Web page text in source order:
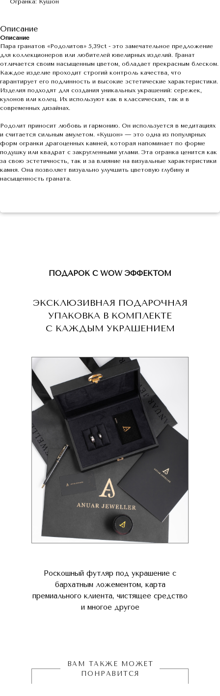
Огранка: Кушон
Описание
Описание
Пара гранатов «Родолитов» 5,39ct - это замечательное предложение
для коллекционеров или любителей ювелирных изделий. Гранат
отличается своим насыщенным цветом, обладает прекрасным блеском.
Каждое изделие проходит строгий контроль качества, что
гарантирует его подлинность и высокие эстетические характеристики.
Изделия подходят для создания уникальных украшений: сережек,
кулонов или колец. Их используют как в классических, так и в
современных дизайнах.
Родолит приносит любовь и гармонию. Он используется в медитациях
и считается сильным амулетом. «Кушон» — это одна из популярных
форм огранки драгоценных камней, которая напоминает по форме
подушку или квадрат с закругленными углами. Эта огранка ценится как
за свою эстетичность, так и за влияние на визуальные характеристики
камня. Она позволяет визуально улучшить цветовую глубину и
насыщенность граната.
ЭКСКЛЮЗИВНАЯ ПОДАРОЧНАЯ
УПАКОВКА В КОМПЛЕКТЕ
С КАЖДЫМ УКРАШЕНИЕМ
Роскошный футляр под украшение с
бархатным ложементом, карта
премиального клиента, чистящее средство
и многое другое
ПОДАРОК С WOW ЭФФЕКТОМ
ВАМ ТАКЖЕ МОЖЕТ
ПОНРАВИТСЯ